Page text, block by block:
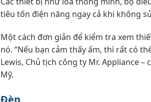
tiêu tốn điện năng ngay cả khi không
Một cách đơn giản để kiểm tra xem
nó. “Nếu bạn cảm thấy ấm, thì rất có
Lewis, Chủ tịch công ty Mr. Appliance
Mỹ.
Đèn